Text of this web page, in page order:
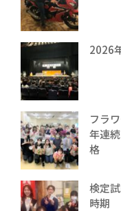
2026
フラ
年連
格
検定
時期